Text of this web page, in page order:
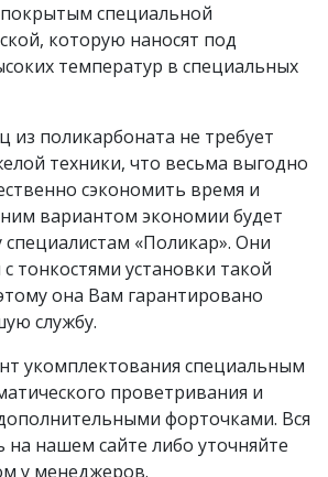
специальной
которую наносят под
температур в специальных
из поликарбоната не требует
техники, что весьма выгодно
сэкономить время и
вариантом экономии будет
«Поликар». Они
тонкостями установки такой
она Вам гарантировано
службу.
укомплектования специальным
проветривания и
форточками. Вся
на нашем сайте либо уточняйте
у менеджеров.